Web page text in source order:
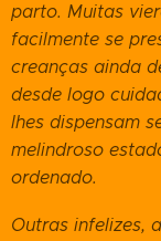
parto. Muitas
facilmente se
creanças ainda
desde logo
lhes dispensam
melindroso
ordenado.
Outras infelizes,